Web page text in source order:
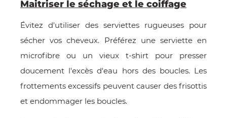
Maitriser le séchage et le coiffage
Évitez d'utiliser des serviettes rugueuses pour
sécher vos cheveux. Préférez une serviette en
microfibre ou un vieux t-shirt pour presser
doucement l'excès d'eau hors des boucles. Les
frottements excessifs peuvent causer des frisottis
et endommager les boucles.